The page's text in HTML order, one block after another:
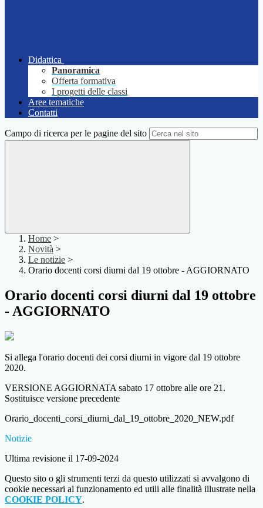
Didattica
Panoramica
Offerta formativa
I progetti delle classi
Aree tematiche
Contatti
Campo di ricerca per le pagine del sito
Home >
Novità >
Le notizie >
Orario docenti corsi diurni dal 19 ottobre - AGGIORNATO
Orario docenti corsi diurni dal 19 ottobre
- AGGIORNATO
Si allega l'orario docenti dei corsi diurni in vigore dal 19 ottobre
2020.
VERSIONE AGGIORNATA sabato 17 ottobre alle ore 21.
Sostituisce versione precedente
Orario_docenti_corsi_diurni_dal_19_ottobre_2020_NEW.pdf
Notizie
Ultima revisione il 17-09-2024
Questo sito o gli strumenti terzi da questo utilizzati si avvalgono di
cookie necessari al funzionamento ed utili alle finalità illustrate nella
COOKIE POLICY.